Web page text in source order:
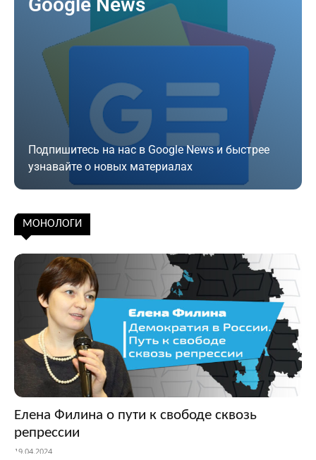
Подпишитесь на нас в Google News и быстрее
узнавайте о новых материалах
Подписаться
МОНОЛОГИ
Елена Филина о пути к свободе сквозь
репрессии
19.04.2024